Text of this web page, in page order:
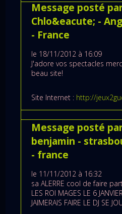
Message posté
Chlo&eacute; -
- France
le 18/11/2012 à 16:09
J'adore vos spectacles
beau site!
Site Internet : http://
Message posté
benjamin -
- france
le 11/11/2012 à 16:32
sa ALERRE cool de faire
LES ROI MAGES LE 6
JAIMERAIS FAIRE LE DJ SE